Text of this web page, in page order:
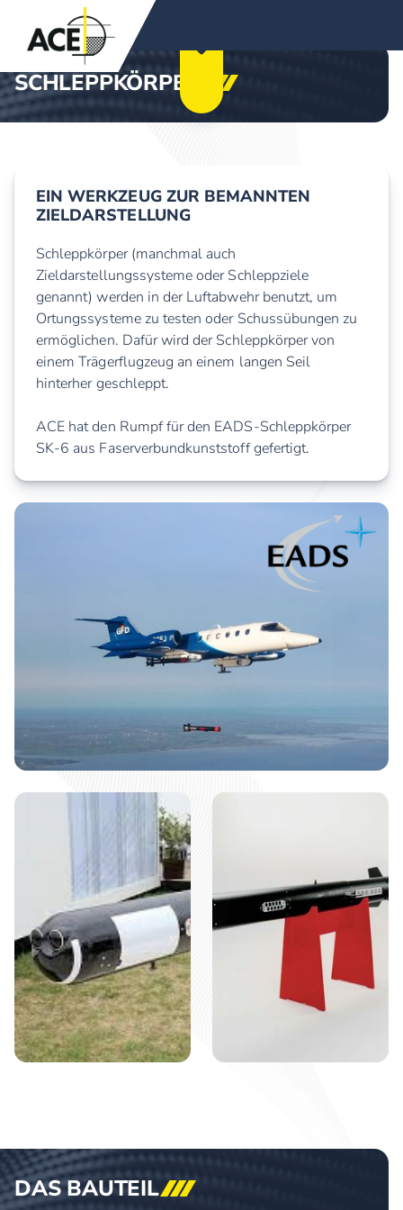
SCHLEPPKÖRPER
EIN WERKZEUG ZUR BEMANNTEN
ZIELDARSTELLUNG
Schleppkörper (manchmal auch
Zieldarstellungssysteme oder Schleppziele
genannt) werden in der Luftabwehr benutzt, um
Ortungssysteme zu testen oder Schussübungen zu
ermöglichen. Dafür wird der Schleppkörper von
einem Trägerflugzeug an einem langen Seil
hinterher geschleppt.
ACE hat den Rumpf für den EADS-Schleppkörper
SK-6 aus Faserverbundkunststoff gefertigt.
DASBAUTEIL